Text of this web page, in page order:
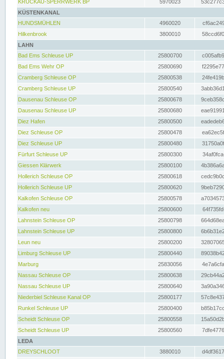
KRÜCKAU-SPERRWERK BP
5970023
KÜSTENKANAL
HUNDSMÜHLEN
4960020
Hilkenbrook
3800010
LAHN
Bad Ems Schleuse UP
25800700
Bad Ems Wehr OP
25800690
Cramberg Schleuse OP
25800538
Cramberg Schleuse UP
25800540
Dausenau Schleuse OP
25800678
Dausenau Schleuse UP
25800680
Diez Hafen
25800500
Diez Schleuse OP
25800478
Diez Schleuse UP
25800480
Fürfurt Schleuse UP
25800300
Giessen Klärwerk
25800100
Hollerich Schleuse OP
25800618
Hollerich Schleuse UP
25800620
Kalkofen Schleuse OP
25800578
Kalkofen neu
25800600
Lahnstein Schleuse OP
25800798
Lahnstein Schleuse UP
25800800
Leun neu
25800200
Limburg Schleuse UP
25800440
Marburg
25830056
Nassau Schleuse OP
25800638
Nassau Schleuse UP
25800640
Niederbiel Schleuse Kanal OP
25800177
Runkel Schleuse UP
25800400
Scheidt Schleuse OP
25800558
Scheidt Schleuse UP
25800560
LEDA
DREYSCHLOOT
3880010